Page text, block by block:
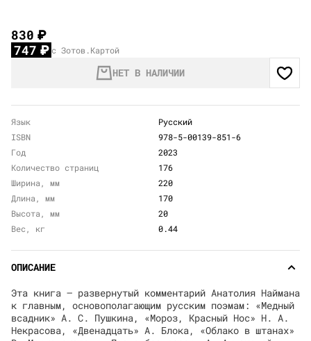
830₽
747₽ с Зотов.Картой
НЕТ В НАЛИЧИИ
Язык
Русский
ISBN
978-5-00139-851-6
Год
2023
Количество страниц
176
Ширина, мм
220
Длина, мм
170
Высота, мм
20
Вес, кг
0.44
ОПИСАНИЕ
Эта книга — развернутый комментарий Анатолия Наймана
к главным, основополагающим русским поэмам: «Медный
всадник» А. С. Пушкина, «Мороз, Красный Нос» Н. А.
Некрасова, «Двенадцать» А. Блока, «Облако в штанах»